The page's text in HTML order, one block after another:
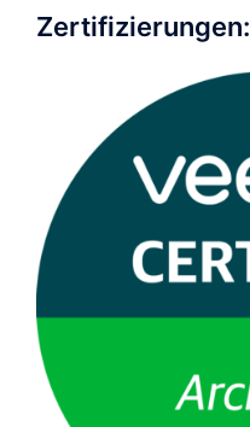
Zertifizierungen: